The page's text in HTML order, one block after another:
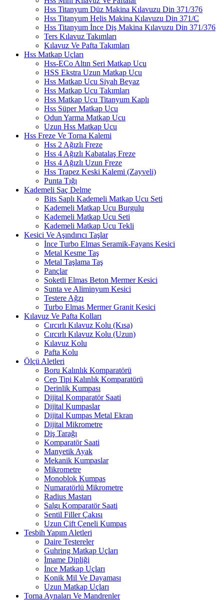
Hss Titanyum Düz Makina Kılavuzu Din 371/376
Hss Titanyum Helis Makina Kılavuzu Din 371/C
Hss Titanyum İnce Diş Makina Kılavuzu Din 371/376
Ters Kılavuz Takımları
Kılavuz Ve Pafta Takımları
Hss Matkap Uçları
Hss-ECo Altın Seri Matkap Ucu
HSS Ekstra Uzun Matkap Ucu
Hss Matkap Ucu Siyah Beyaz
Hss Matkap Ucu Takımları
Hss Matkap Ucu Titanyum Kaplı
Hss Süper Matkap Ucu
Odun Yarma Matkap Ucu
Uzun Hss Matkap Ucu
Hss Freze Ve Torna Kalemi
Hss 2 Ağızlı Freze
Hss 4 Ağızlı Kabatalaş Freze
Hss 4 Ağızlı Uzun Freze
Hss Trapez Keski Kalemi (Zayveli)
Punta Tığı
Kademeli Saç Delme
Bits Saplı Kademeli Matkap Ucu Seti
Kademeli Matkap Ucu Burgulu
Kademeli Matkap Ucu Seti
Kademeli Matkap Ucu Tekli
Kesici Ve Aşındırıcı Taşlar
İnce Turbo Elmas Seramik-Fayans Kesici
Metal Kesme Taş
Metal Taşlama Taş
Pançlar
Soketli Elmas Beton Mermer Kesici
Sunta ve Aliminyum Kesici
Testere Ağzı
Turbo Elmas Mermer Granit Kesici
Kılavuz Ve Pafta Kolları
Cırcırlı Kılavuz Kolu (Kısa)
Cırcırlı Kılavuz Kolu (Uzun)
Kılavuz Kolu
Pafta Kolu
Ölçü Aletleri
Boru Kalınlık Komparatörü
Cep Tipi Kalınlık Komparatörü
Derinlik Kumpası
Dijital Komparatör Saati
Dijital Kumpaslar
Dijital Kumpas Metal Ekran
Dijital Mikrometre
Diş Tarağı
Komparatör Saati
Manyetik Ayak
Mekanik Kumpaslar
Mikrometre
Monoblok Kumpas
Numaratörlü Mikrometre
Radius Mastarı
Salgı Komparatör Saati
Sentil Filler Çakısı
Uzun Çift Çeneli Kumpas
Tesbih Yapım Aletleri
Daire Testereler
Guhring Matkap Uçları
İmame Dipliği
İnce Matkap Uçları
Konik Mil Ve Dayaması
Uzun Matkap Uçları
Torna Aynaları Ve Mandrenler